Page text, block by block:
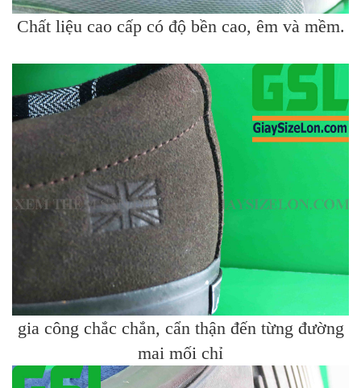
Chất liệu cao cấp có độ bền cao, êm và mềm.
gia công chắc chắn, cẩn thận đến từng đường
mai mối chỉ